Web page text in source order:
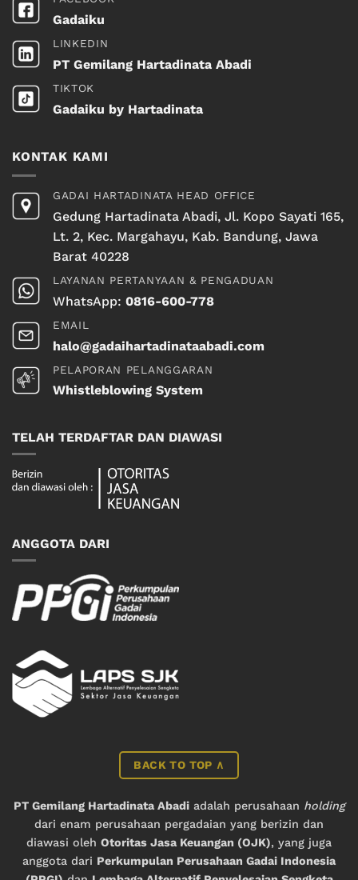
Gadaiku
LINKEDIN
PT Gemilang Hartadinata Abadi
TIKTOK
Gadaiku by Hartadinata
KONTAK KAMI
GADAI HARTADINATA HEAD OFFICE
Gedung Hartadinata Abadi, Jl. Kopo Sayati 165,
Lt. 2, Kec. Margahayu, Kab. Bandung, Jawa
Barat 40228
LAYANAN PERTANYAAN & PENGADUAN
WhatsApp: 0816-600-778
EMAIL
halo@gadaihartadinataabadi.com
PELAPORAN PELANGGARAN
Whistleblowing System
TELAH TERDAFTAR DAN DIAWASI
ANGGOTA DARI
BACK TO TOP ∧
PT Gemilang Hartadinata Abadiadalah perusahaan holding
dari enam perusahaan pergadaian yang berizin dan
diawasi oleh Otoritas Jasa Keuangan (OJK), yang juga
anggota dari Perkumpulan Perusahaan Gadai Indonesia